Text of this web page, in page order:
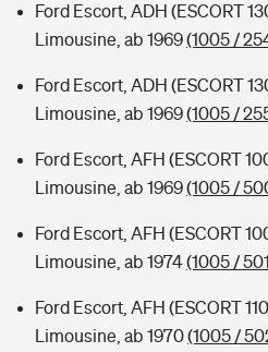
Ford Escort, ADH (ESCORT
Limousine, ab 1969(1005 /
Ford Escort, ADH (ESCORT
Limousine, ab 1969(1005 /
Ford Escort, AFH (ESCORT
Limousine, ab 1969(1005 /
Ford Escort, AFH (ESCORT
Limousine, ab 1974(1005 /
Ford Escort, AFH (ESCORT
Limousine, ab 1970(1005 /